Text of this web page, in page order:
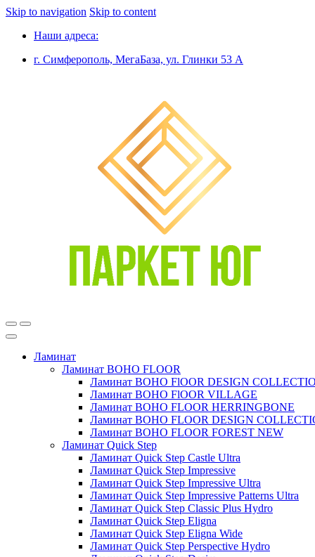
Skip to navigation Skip to content
Наши адреса:
г. Симферополь, МегаБаза, ул. Глинки 53 А
Ламинат
Ламинат BOHO FLOOR
Ламинат BOHO FlOOR DESIGN
Ламинат BOHO FlOOR VILLAGE
Ламинат BOHO FLOOR HERRINGBONE
Ламинат BOHO FLOOR DESIGN
Ламинат BOHO FLOOR FOREST NEW
Ламинат Quick Step
Ламинат Quick Step Castle Ultra
Ламинат Quick Step Impressive
Ламинат Quick Step Impressive Ultra
Ламинат Quick Step Impressive Patterns Ultra
Ламинат Quick Step Classic Plus Hydro
Ламинат Quick Step Eligna
Ламинат Quick Step Eligna Wide
Ламинат Quick Step Perspective Hydro